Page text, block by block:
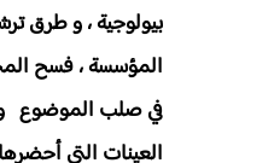
بيولوجية ، و طرق
المؤسسة ، فسح
في صلب الموضوع
العينات التي